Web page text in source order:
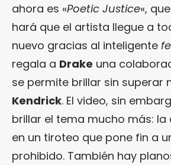
ahora es «Poetic Justice«,
hará que el artista llegue a
nuevo gracias al inteligente
regala a Drake una
se permite brillar sin superar
Kendrick. El video, sin
brillar el tema mucho más: la
en un tiroteo que pone fin a
prohibido. También hay